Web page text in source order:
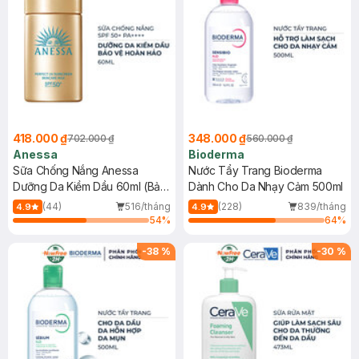
418.000 ₫702.000 ₫
Anessa
Sữa Chống Nắng Anessa
Dưỡng Da Kiềm Dầu 60ml (Bản
Mới)
4.9 (44)
516/tháng
54%
348.000 ₫560.000 ₫
Bioderma
Nước Tẩy Trang Bioderma
Dành Cho Da Nhạy Cảm 500ml
4.9 (228)
839/tháng
64%
-38 % -30 %